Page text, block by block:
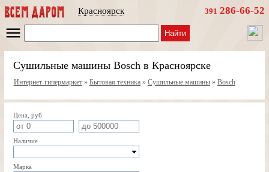
Красноярск 391 286-66-52
Найти
Сушильные машины Bosch в Красноярске
Интернет-гипермаркет» Бытовая техника» Сушильные машины» Bosch
Цена, руб
Наличие
Марка